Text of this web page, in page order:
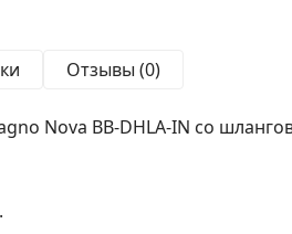
Отзывы (0)
Nova BB-DHLA-IN со